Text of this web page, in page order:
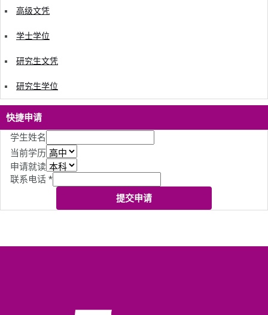
高级文凭
学士学位
研究生文凭
研究生学位
快捷申请
学生姓名
当前学历
申请就读
联系电话 *
提交申请